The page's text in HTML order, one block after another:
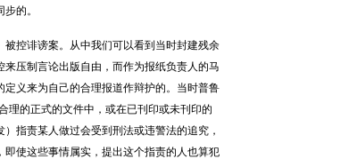
的。
控诽谤案。从中我们可以看到当时封建残余
压制言论出版自由，而作为报纸负责人的马
义来为自己的合理报道作辩护的。当时普鲁
理的正式的文件中，或在已刊印或未刊印的
指责某人做过会受到刑法或违警法的追究，
使这些事情属实，提出这个指责的人也算犯